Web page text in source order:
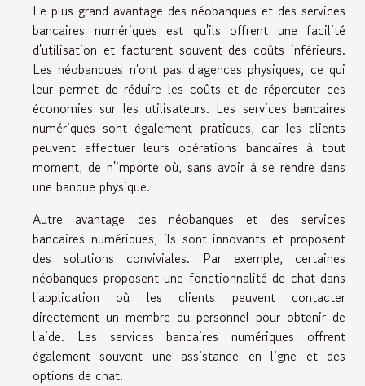
Le plus grand avantage des néobanques et des services
bancaires numériques est qu'ils offrent une facilité
d'utilisation et facturent souvent des coûts inférieurs.
Les néobanques n'ont pas d'agences physiques, ce qui
leur permet de réduire les coûts et de répercuter ces
économies sur les utilisateurs. Les services bancaires
numériques sont également pratiques, car les clients
peuvent effectuer leurs opérations bancaires à tout
moment, de n'importe où, sans avoir à se rendre dans
une banque physique.
Autre avantage des néobanques et des services
bancaires numériques, ils sont innovants et proposent
des solutions conviviales. Par exemple, certaines
néobanques proposent une fonctionnalité de chat dans
l'application où les clients peuvent contacter
directement un membre du personnel pour obtenir de
l'aide. Les services bancaires numériques offrent
également souvent une assistance en ligne et des
options de chat.